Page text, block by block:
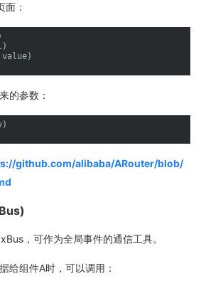
：
的参数：
github.com/alibaba/ARouter/blob/
，可作为全局事件的通信工具。
给组件A时，可以调用：